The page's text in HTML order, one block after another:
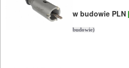
plus
dłuta
w budowie PLN
budowie)